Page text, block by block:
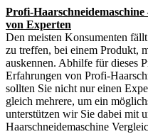
Profi-
von Experten
Den meisten Konsumenten
zu treffen, bei einem Produkt,
auskennen. Abhilfe für dieses
Erfahrungen von Profi-
sollten Sie nicht nur einen
gleich mehrere, um ein
unterstützen wir Sie dabei mit
Haarschneidemaschine